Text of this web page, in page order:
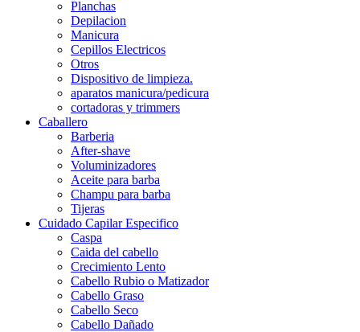
Planchas
Depilacion
Manicura
Cepillos Electricos
Otros
Dispositivo de limpieza.
aparatos manicura/pedicura
cortadoras y trimmers
Caballero
Barberia
After-shave
Voluminizadores
Aceite para barba
Champu para barba
Tijeras
Cuidado Capilar Especifico
Caspa
Caida del cabello
Crecimiento Lento
Cabello Rubio o Matizador
Cabello Graso
Cabello Seco
Cabello Dañado